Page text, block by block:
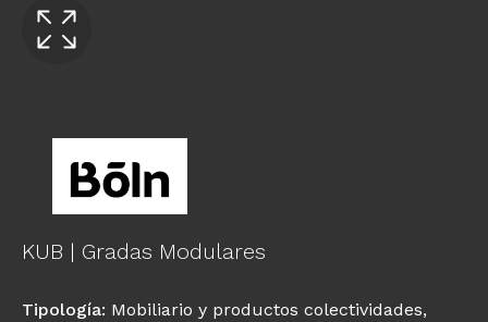
KUB | Gradas Modulares
Tipología: Mobiliario y productos colectividades,